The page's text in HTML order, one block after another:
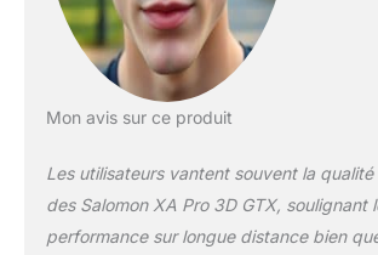
TEX a une
remplir :
Taille FR
Mon avis sur ce produit
Les utilisateurs vantent souvent la
des Salomon XA Pro 3D GTX, soulignant
performance sur longue distance bien